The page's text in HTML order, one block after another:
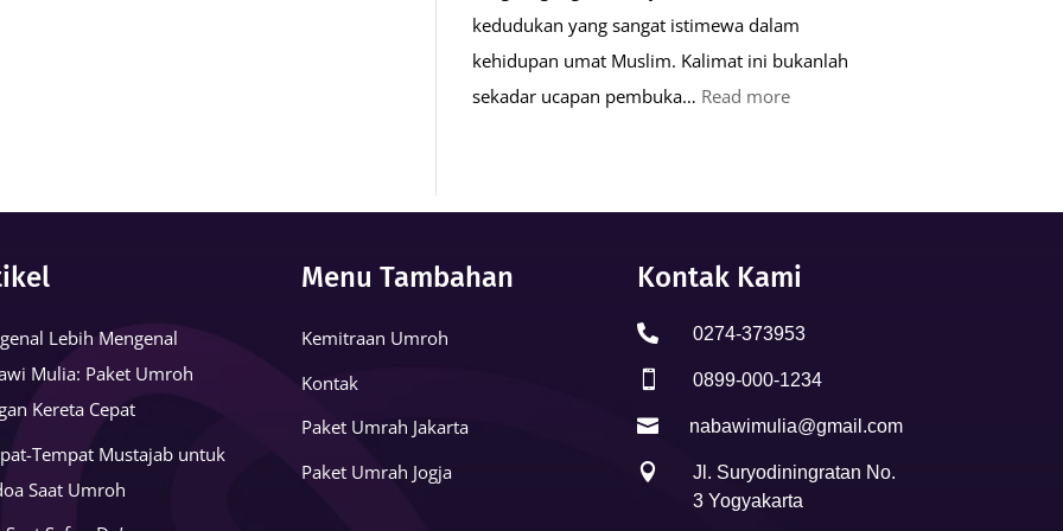
kedudukan yang sangat istimewa dalam
kehidupan umat Muslim. Kalimat ini bukanlah
sekadar ucapan pembuka… Read more:
Kehidupan
Lebih Mengenal
Mulia: Paket Umroh
Kereta Cepat
Tempat Mustajab untuk
Saat Umroh
Menu Tambahan
Kemitraan Umroh
Kontak
Paket Umrah Jakarta
Paket Umrah Jogja
Kontak Kami
 0274-373953
 0899-000-1234
 nabawimulia@gmail.com

Jl. Suryodiningratan No.
3 Yogyakarta